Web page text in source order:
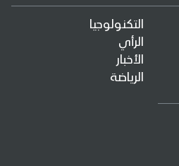
التكنولوجيا
الرأي
الأخبار
الرياضة